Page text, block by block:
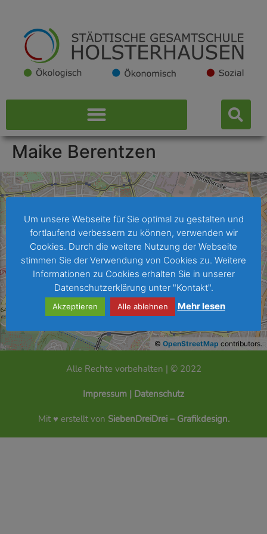
Maike Berentzen
© OpenStreetMap contributors.
Alle Rechte vorbehalten | © 2022
Impressum | Datenschutz
Mit ♥ erstellt von SiebenDreiDrei – Grafikdesign.
Um unsere Webseite für Sie optimal zu gestalten und
fortlaufend verbessern zu können, verwenden wir
Cookies. Durch die weitere Nutzung der Webseite
stimmen Sie der Verwendung von Cookies zu. Weitere
Informationen zu Cookies erhalten Sie in unserer
Datenschutzerklärung unter "Kontakt".
Akzeptieren Alle ablehnen Mehr lesen